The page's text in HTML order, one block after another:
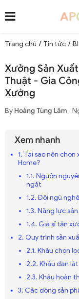
Trang chủ / Tin tức /
Xưởng Sản
Thuật - Gia
Xưởng
By Hoàng Tùng Lâm
Xem nhanh
1. Tại sao nên
Home?
1.1. Nguồn
ngặt
1.2. Đội ngũ
1.3. Năng lực
1.4. Giá sỉ tận
2. Quy trình sản
2.1. Khâu chọn
2.2. Khâu đan
2.3. Khâu hoàn
3. Các dòng sản